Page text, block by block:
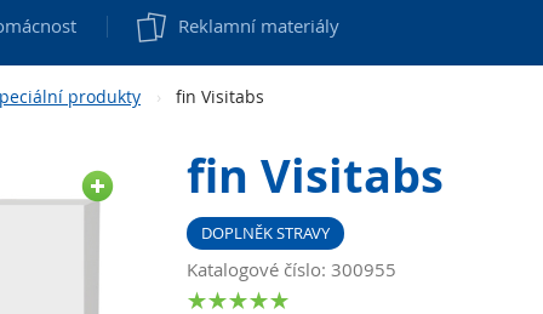
Reklamní materiály
produkty fin Visitabs
fin Visitabs
DOPLNĚK STRAVY
Katalogové číslo: 300955